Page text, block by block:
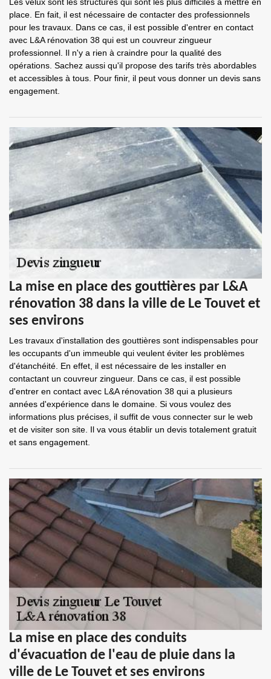
place. En fait, il est nécessaire de contacter des professionnels
pour les travaux. Dans ce cas, il est possible d'entrer en contact
avec L&A rénovation 38 qui est un couvreur zingueur
professionnel. Il n'y a rien à craindre pour la qualité des
opérations. Sachez aussi qu'il propose des tarifs très abordables
et accessibles à tous. Pour finir, il peut vous donner un devis sans
engagement.
La mise en place des gouttières par L&A
rénovation 38 dans la ville de Le Touvet et
ses environs
Les travaux d'installation des gouttières sont indispensables pour
les occupants d'un immeuble qui veulent éviter les problèmes
d'étanchéité. En effet, il est nécessaire de les installer en
contactant un couvreur zingueur. Dans ce cas, il est possible
d'entrer en contact avec L&A rénovation 38 qui a plusieurs
années d'expérience dans le domaine. Si vous voulez des
informations plus précises, il suffit de vous connecter sur le web
et de visiter son site. Il va vous établir un devis totalement gratuit
et sans engagement.
La mise en place des conduits
d'évacuation de l'eau de pluie dans la
ville de Le Touvet et ses environs